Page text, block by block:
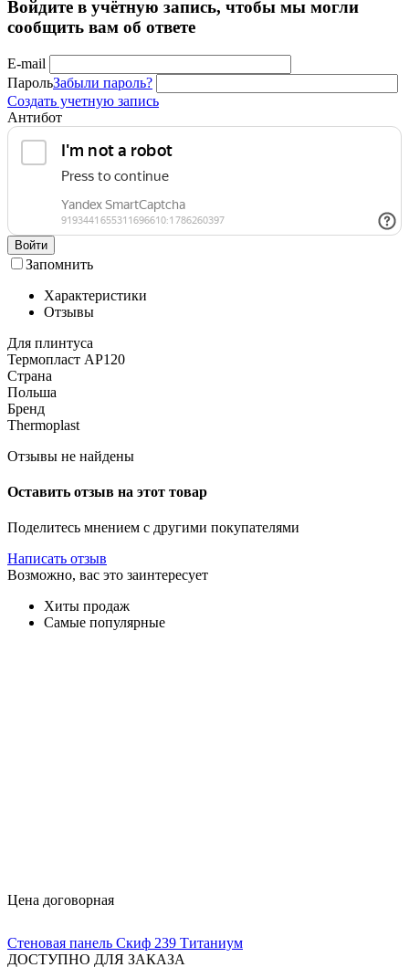
Войдите в учётную запись, чтобы мы могли
сообщить вам об ответе
E-mail
ПарольЗабыли пароль?
Создать учетную запись
Антибот
Войти
Запомнить
Характеристики
Отзывы
Для плинтуса
Термопласт АР120
Страна
Польша
Бренд
Thermoplast
Отзывы не найдены
Оставить отзыв на этот товар
Поделитесь мнением с другими покупателями
Написать отзыв
Возможно, вас это заинтересует
Хиты продаж
Самые популярные
Цена договорная
Стеновая панель Скиф 239 Титаниум
ДОСТУПНО ДЛЯ ЗАКАЗА